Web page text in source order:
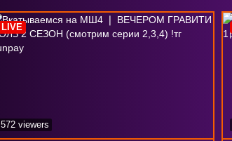
LIVE
572 viewers